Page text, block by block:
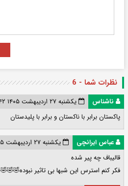
نظرات شما - 6
ناشناس
یکشنبه ۲۷ اردیبهشت ۱۴۰۵ ۱۷:۲۸:۴۲
پاکستان برابر با ناکستان و برابر با پلیدستان
عباس ایرانچی
یکشنبه ۲۷ اردیبهشت ۱۴۰۵ ۱۷:۲۹:۰۲
قالیباف چه پیر شده
فکر کنم استرس این شبها بی تاثیر نبوده🤣🤣🤣